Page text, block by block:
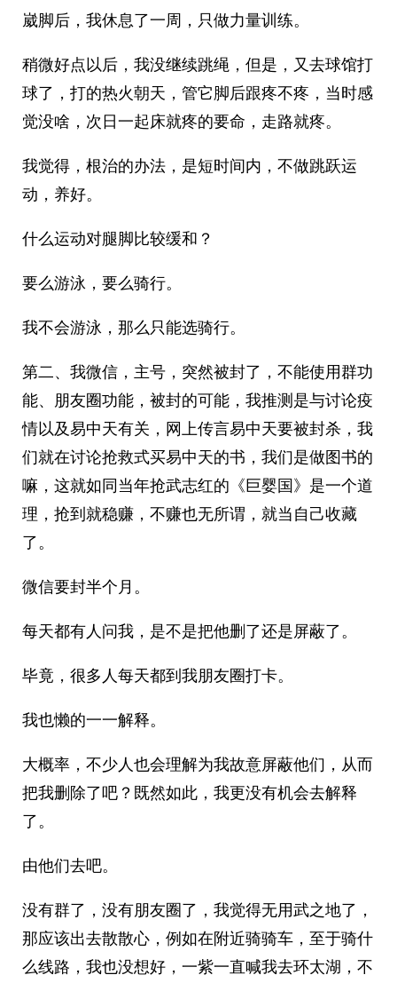
崴脚后，我休息了一周，只做力量训练。
稍微好点以后，我没继续跳绳，但是，又去球馆打
球了，打的热火朝天，管它脚后跟疼不疼，当时感
觉没啥，次日一起床就疼的要命，走路就疼。
我觉得，根治的办法，是短时间内，不做跳跃运
动，养好。
什么运动对腿脚比较缓和？
要么游泳，要么骑行。
我不会游泳，那么只能选骑行。
第二、我微信，主号，突然被封了，不能使用群功
能、朋友圈功能，被封的可能，我推测是与讨论疫
情以及易中天有关，网上传言易中天要被封杀，我
们就在讨论抢救式买易中天的书，我们是做图书的
嘛，这就如同当年抢武志红的《巨婴国》是一个道
理，抢到就稳赚，不赚也无所谓，就当自己收藏
了。
微信要封半个月。
每天都有人问我，是不是把他删了还是屏蔽了。
毕竟，很多人每天都到我朋友圈打卡。
我也懒的一一解释。
大概率，不少人也会理解为我故意屏蔽他们，从而
把我删除了吧？既然如此，我更没有机会去解释
了。
由他们去吧。
没有群了，没有朋友圈了，我觉得无用武之地了，
那应该出去散散心，例如在附近骑骑车，至于骑什
么线路，我也没想好，一紫一直喊我去环太湖，不